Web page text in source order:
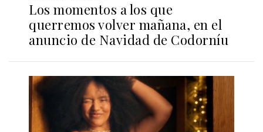
Los momentos a los que
querremos volver mañana, en el
anuncio de Navidad de Codorníu